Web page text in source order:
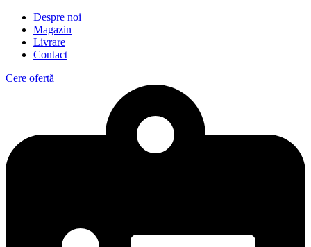
Despre noi
Magazin
Livrare
Contact
Cere ofertă